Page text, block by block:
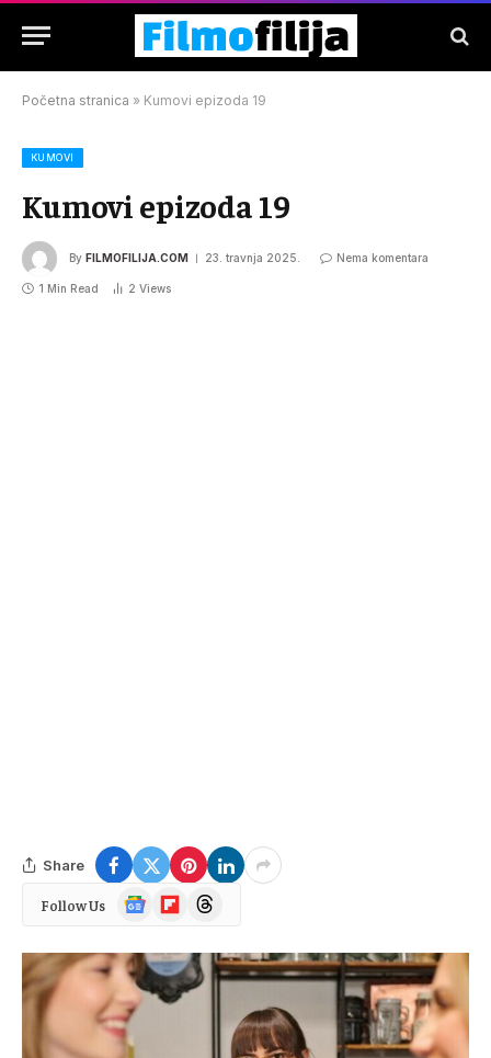
Početna stranica » Kumovi epizoda 19
KUMOVI
Kumovi epizoda 19
By FILMOFILIJA.COM 23. travnja 2025. Nema komentara
1 Min Read 2 Views
Share
Follow Us
Google
News
FlipboardThreads